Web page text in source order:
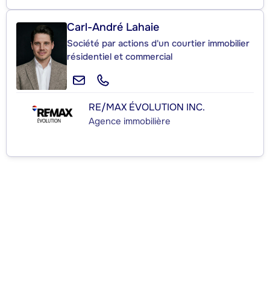
Carl-André Lahaie
Société par actions d'un courtier immobilier
résidentiel et commercial
RE/MAX ÉVOLUTION INC.
Agence immobilière